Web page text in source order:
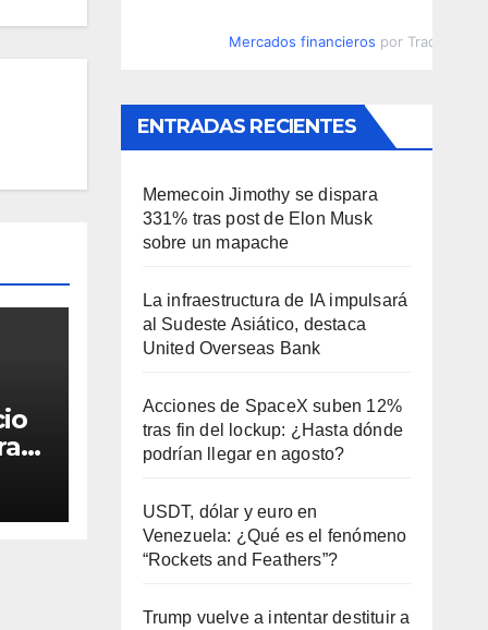
Mercados financieros por
ENTRADAS RECIENTES
Memecoin Jimothy se dispara
331% tras post de Elon Musk
sobre un mapache
La infraestructura de IA impulsará
al Sudeste Asiático, destaca
United Overseas Bank
Acciones de SpaceX suben 12%
tras fin del lockup: ¿Hasta dónde
podrían llegar en agosto?
USDT, dólar y euro en
Venezuela: ¿Qué es el fenómeno
“Rockets and Feathers”?
Trump vuelve a intentar destituir a